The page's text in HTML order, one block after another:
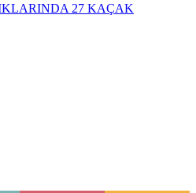
27 KAÇAK